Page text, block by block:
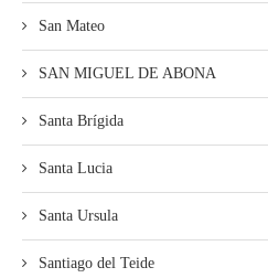
San Mateo
SAN MIGUEL DE ABONA
Santa Brígida
Santa Lucia
Santa Ursula
Santiago del Teide